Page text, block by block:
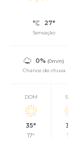
27°
Sensação
0% (0mm)
Chance de chuva
DOM
35°
17°